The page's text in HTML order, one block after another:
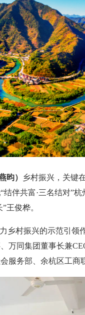
昀）
乡村振兴，关键
伴共富·三名结对”
王俊桦。
村振兴的示范引领
万同集团董事长兼
服务部、余杭区工商